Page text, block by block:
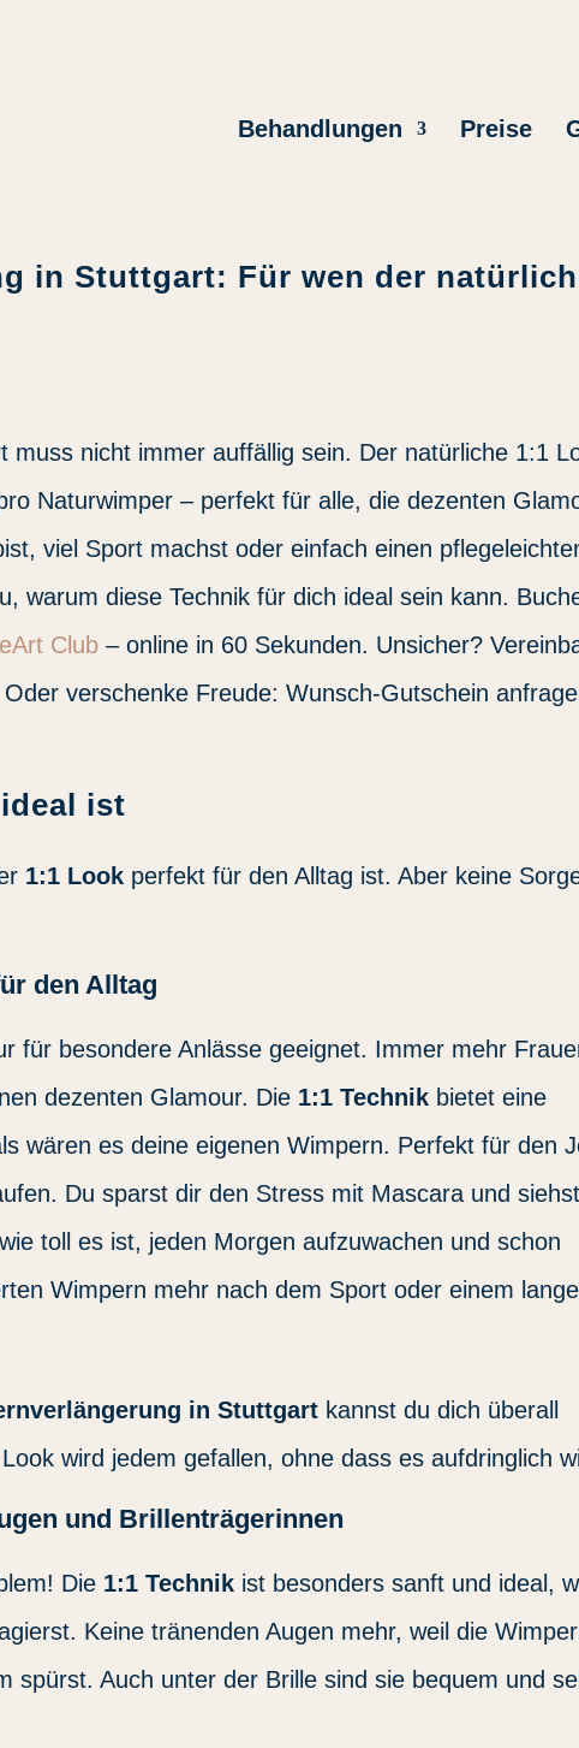
Behandlungen Preise
in Stuttgart: Für wen der
muss nicht immer auffällig sein. Der natürliche 1:1
Naturwimper – perfekt für alle, die dezenten
viel Sport machst oder einfach einen
warum diese Technik für dich ideal sein kann.
Club – online in 60 Sekunden. Unsicher?
verschenke Freude: Wunsch-Gutschein
ist
1:1 Look perfekt für den Alltag ist. Aber keine
den Alltag
für besondere Anlässe geeignet. Immer mehr
dezenten Glamour. Die 1:1 Technik bietet eine
wären es deine eigenen Wimpern. Perfekt für den
Du sparst dir den Stress mit Mascara und siehst
toll es ist, jeden Morgen aufzuwachen und schon
Wimpern mehr nach dem Sport oder einem
in Stuttgart kannst du dich überall
wird jedem gefallen, ohne dass es aufdringlich
und Brillenträgerinnen
Die 1:1 Technik ist besonders sanft und ideal,
Keine tränenden Augen mehr, weil die
spürst. Auch unter der Brille sind sie bequem und